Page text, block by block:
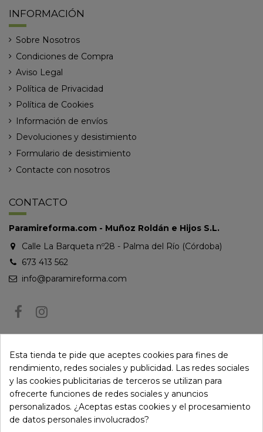
INFORMACIÓN
Sobre Nosotros
Condiciones de Compra
Aviso Legal
Política de Privacidad
Política de Cookies
Información de envíos
Devoluciones y desistimiento
Formulario de desistimiento
Contacte con nosotros
CONTACTO
Paramireforma.com - Muñoz Roldán e Hijos S.L.
Calle La Barqueta nº28 - Palma del Río (Córdoba)
673 413 562
info@paramireforma.com
Puede darse de baja en cualquier momento. Para ello, consulte nuestra
información de contacto en el aviso legal.
Esta tienda te pide que aceptes cookies para fines de
rendimiento, redes sociales y publicidad. Las redes sociales
y las cookies publicitarias de terceros se utilizan para
ofrecerte funciones de redes sociales y anuncios
personalizados. ¿Aceptas estas cookies y el procesamiento
de datos personales involucrados?